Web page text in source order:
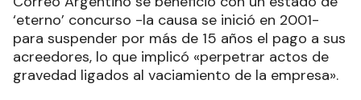
‘eterno’ concurso -la causa se inició en 2001-
para suspender por más de 15 años el pago a sus
acreedores, lo que implicó «perpetrar actos de
gravedad ligados al vaciamiento de la empresa».